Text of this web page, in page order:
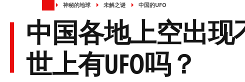
神秘的地球 未解之谜 中国的UFO
中国各地上空出
世上有UFO吗？